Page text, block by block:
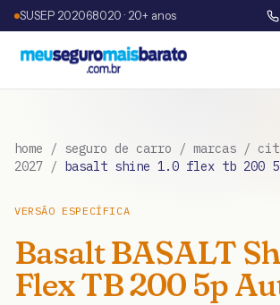
SUSEP 202068020 · 20+ anos
home / seguro de carro / marcas /
2027 / basalt shine 1.0 flex tb 200
VERSÃO ESPECÍFICA
BasaltBASALT
Flex TB 200 5p